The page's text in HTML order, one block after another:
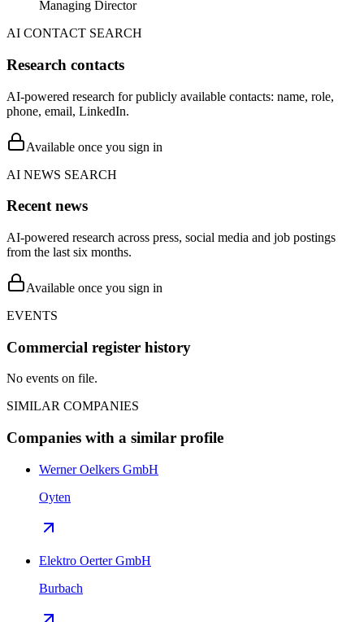
Managing Director
AI CONTACT SEARCH
Research contacts
AI-powered research for publicly available contacts: name, role,
phone, email, LinkedIn.
Available once you sign in
AI NEWS SEARCH
Recent news
AI-powered research across press, social media and job postings
from the last six months.
Available once you sign in
EVENTS
Commercial register history
No events on file.
SIMILAR COMPANIES
Companies with a similar profile
Werner Oelkers GmbH
Oyten
Elektro Oerter GmbH
Burbach